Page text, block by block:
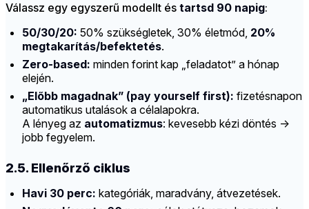
Válassz egy egyszerű modellt és tartsd 90 napig:
50/30/20: 50% szükségletek, 30% életmód, 20%
megtakarítás/befektetés.
Zero-based: minden forint kap „feladatot” a hónap
elején.
„Előbb magadnak” (pay yourself first): fizetésnapon
automatikus utalások a célalapokra.
A lényeg az automatizmus: kevesebb kézi döntés →
jobb fegyelem.
2.5. Ellenőrző ciklus
Havi 30 perc: kategóriák, maradvány, átvezetések.